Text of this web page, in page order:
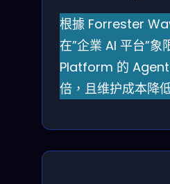
根據 Forrester
在”企業 AI 平台”
Platform 的 Agent
倍，且维护成本降